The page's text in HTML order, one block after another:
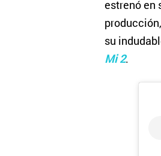
estrenó en
su
Mi 2.